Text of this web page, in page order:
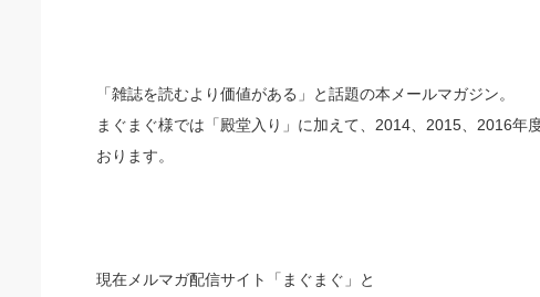
「雑誌を読むより価値がある」と話題の本メールマガジン。
まぐまぐ様では「殿堂入り」に加えて、2014、2015、2016年
おります。
現在メルマガ配信サイト「まぐまぐ」と